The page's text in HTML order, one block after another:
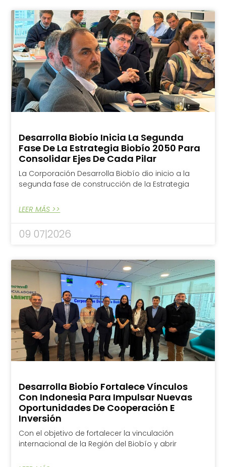
Desarrolla Biobío Inicia La Segunda
Fase De La Estrategia Biobío 2050 Para
Consolidar Ejes De Cada Pilar
La Corporación Desarrolla Biobío dio inicio a la
segunda fase de construcción de la Estrategia
LEER MÁS >>
09 07|2026
Desarrolla Biobío Fortalece Vínculos
Con Indonesia Para Impulsar Nuevas
Oportunidades De Cooperación E
Inversión
Con el objetivo de fortalecer la vinculación
internacional de la Región del Biobío y abrir